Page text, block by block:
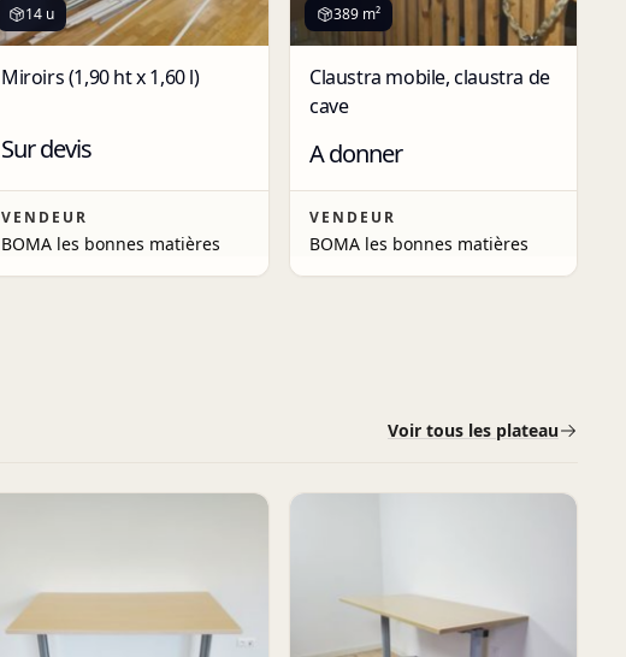
14 u
Miroirs (1,90 ht x 1,60 l)
Sur devis
VENDEUR
BOMA les bonnes matières
389 m²
Claustra mobile, claustra de
cave
A donner
VENDEUR
BOMA les bonnes matières
Voir tous les plateau